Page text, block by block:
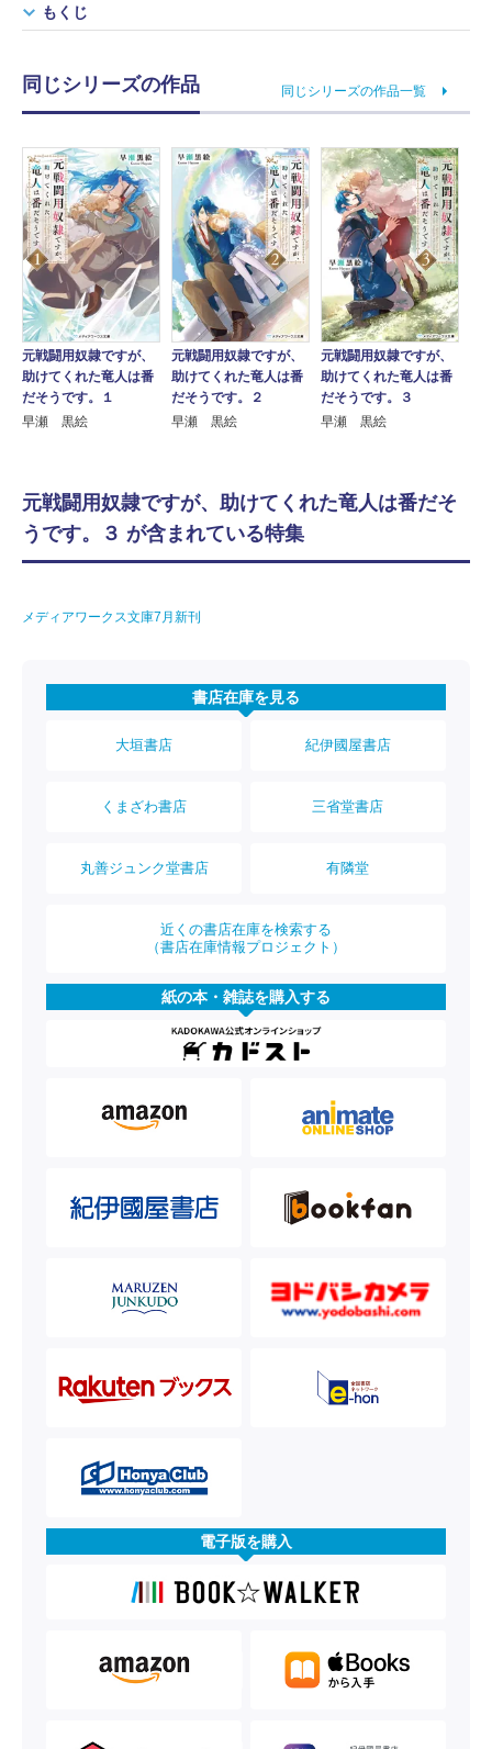
もくじ
同じシリーズの作品 同じシリーズの作品一覧
元戦闘用奴隷ですが、
助けてくれた竜人は番
だそうです。１
早瀬 黒絵
元戦闘用奴隷ですが、
助けてくれた竜人は番
だそうです。２
早瀬 黒絵
元戦闘用奴隷ですが、
助けてくれた竜人は番
だそうです。３
早瀬 黒絵
元戦闘用奴隷ですが、助けてくれた竜人は番だそ
うです。３ が含まれている特集
メディアワークス文庫7月新刊
書店在庫を見る
大垣書店 紀伊國屋書店
くまざわ書店 三省堂書店
丸善ジュンク堂書店 有隣堂
近くの書店在庫を検索する
（書店在庫情報プロジェクト）
紙の本・雑誌を購入する
電子版を購入